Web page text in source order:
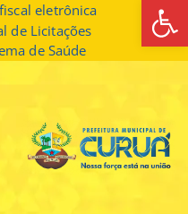
eletrônica
de Licitações
de Saúde